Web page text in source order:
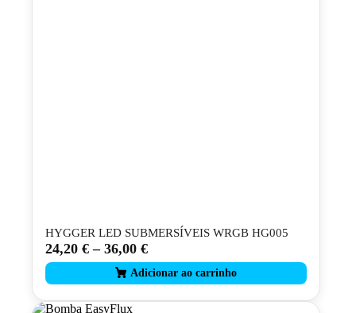
HYGGER LED SUBMERSÍVEIS WRGB HG005
24,20 € – 36,00 €
This
product
has
multiple
variants.